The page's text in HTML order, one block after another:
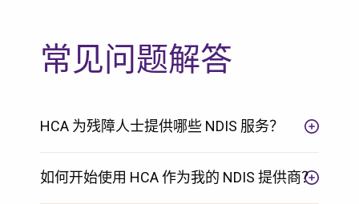
常见问题解答
HCA 为残障人士提供哪些 NDIS 服务？
如何开始使用 HCA 作为我的 NDIS 提供商？